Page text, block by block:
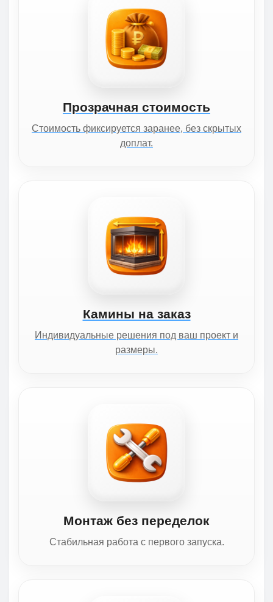
Прозрачная стоимость
Стоимость фиксируется заранее, без скрытых
доплат.
Камины на заказ
Индивидуальные решения под ваш проект и
размеры.
Монтаж без переделок
Стабильная работа с первого запуска.